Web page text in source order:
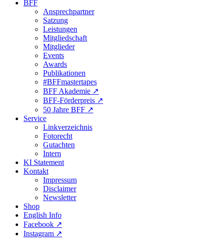
BFF
Ansprechpartner
Satzung
Leistungen
Mitgliedschaft
Mitglieder
Events
Awards
Publikationen
#BFFmastertapes
BFF Akademie ↗︎
BFF-Förderpreis ↗︎
50 Jahre BFF ↗︎
Service
Linkverzeichnis
Fotorecht
Gutachten
Intern
KI Statement
Kontakt
Impressum
Disclaimer
Newsletter
Shop
English Info
Facebook ↗︎
Instagram ↗︎